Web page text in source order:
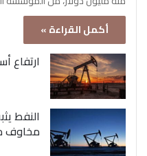
أكمل القراءة »
ارتفاع
النفط
مخاوف